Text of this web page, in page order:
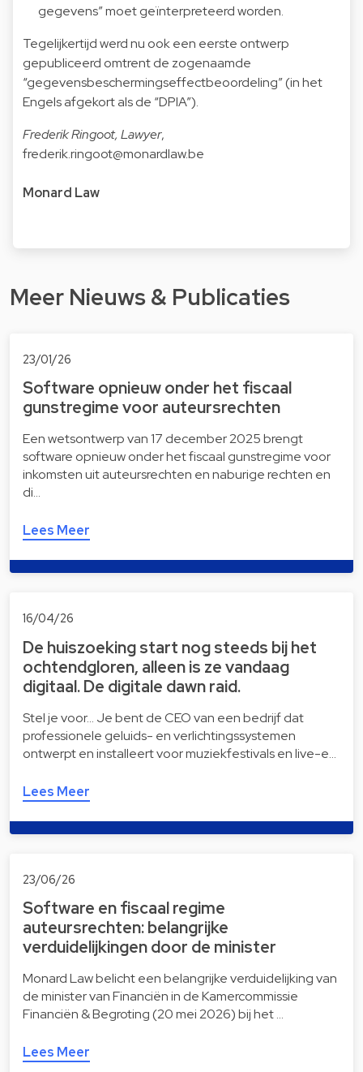
gegevens” moet geïnterpreteerd worden.
Tegelijkertijd werd nu ook een eerste ontwerp
gepubliceerd omtrent de zogenaamde
“gegevensbeschermingseffectbeoordeling” (in het
Engels afgekort als de “DPIA”).
Frederik Ringoot, Lawyer,
frederik.ringoot@monardlaw.be
Monard Law
Meer Nieuws & Publicaties
23/01/26
Software opnieuw onder het fiscaal
gunstregime voor auteursrechten
Een wetsontwerp van 17 december 2025 brengt
software opnieuw onder het fiscaal gunstregime voor
inkomsten uit auteursrechten en naburige rechten en
di…
Lees Meer
16/04/26
De huiszoeking start nog steeds bij het
ochtendgloren, alleen is ze vandaag
digitaal. De digitale dawn raid.
Stel je voor… Je bent de CEO van een bedrijf dat
professionele geluids- en verlichtingssystemen
ontwerpt en installeert voor muziekfestivals en live-e…
Lees Meer
23/06/26
Software en fiscaal regime
auteursrechten: belangrijke
verduidelijkingen door de minister
Monard Law belicht een belangrijke verduidelijking van
de minister van Financiën in de Kamercommissie
Financiën & Begroting (20 mei 2026) bij het …
Lees Meer